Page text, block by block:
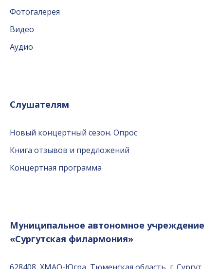
Фотогалерея
Видео
Аудио
Слушателям
Новый концертный сезон. Опрос
Книга отзывов и предложений
Концертная программа
Муниципальное автономное учреждение
«Сургутская филармония»
628408, ХМАО-Югра, Тюменская область, г. Сургут,